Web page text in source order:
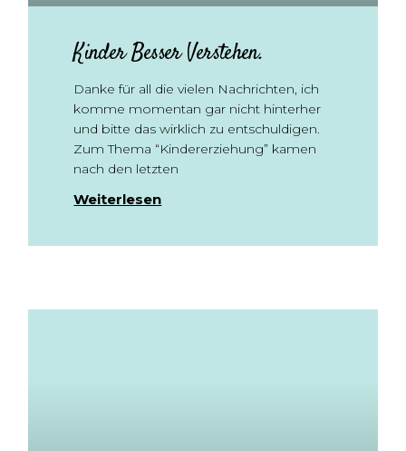
Kinder Besser Verstehen.
Danke für all die vielen Nachrichten, ich
komme momentan gar nicht hinterher
und bitte das wirklich zu entschuldigen.
Zum Thema “Kindererziehung” kamen
nach den letzten
Weiterlesen